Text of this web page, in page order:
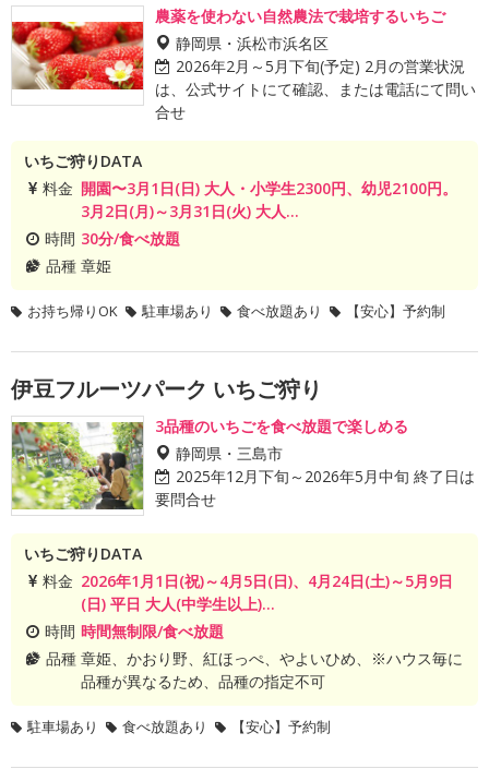
農薬を使わない自然農法で栽培するいちご
静岡県・浜松市浜名区
2026年2月～5月下旬(予定) 2月の営業状況
は、公式サイトにて確認、または電話にて問い
合せ
いちご狩りDATA
料金 開園〜3月1日(日) 大人・小学生2300円、幼児2100円。
3月2日(月)～3月31日(火) 大人...
時間 30分/食べ放題
品種 章姫
お持ち帰りOK 駐車場あり 食べ放題あり 【安心】予約制
伊豆フルーツパーク いちご狩り
3品種のいちごを食べ放題で楽しめる
静岡県・三島市
2025年12月下旬～2026年5月中旬 終了日は
要問合せ
いちご狩りDATA
料金 2026年1月1日(祝)～4月5日(日)、4月24日(土)～5月9日
(日) 平日 大人(中学生以上)...
時間 時間無制限/食べ放題
品種 章姫、かおり野、紅ほっぺ、やよいひめ、※ハウス毎に
品種が異なるため、品種の指定不可
駐車場あり 食べ放題あり 【安心】予約制